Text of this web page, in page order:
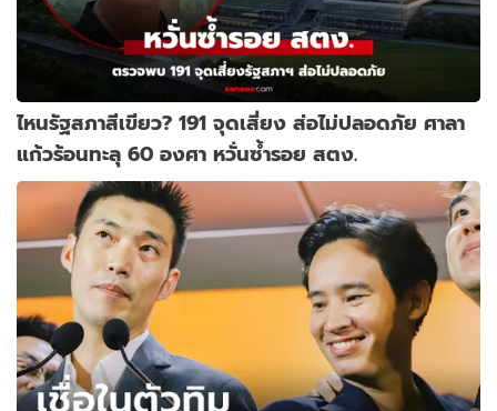
ไหนรัฐสภาสีเขียว? 191 จุดเสี่ยง ส่อไม่ปลอดภัย ศาลา
แก้วร้อนทะลุ 60 องศา หวั่นซ้ำรอย สตง.